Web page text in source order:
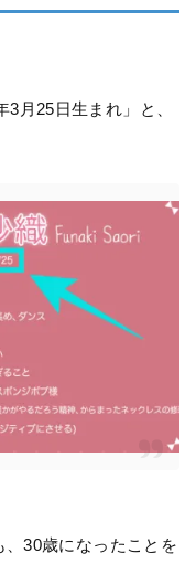
月25日生まれ」と、
30歳になったことを